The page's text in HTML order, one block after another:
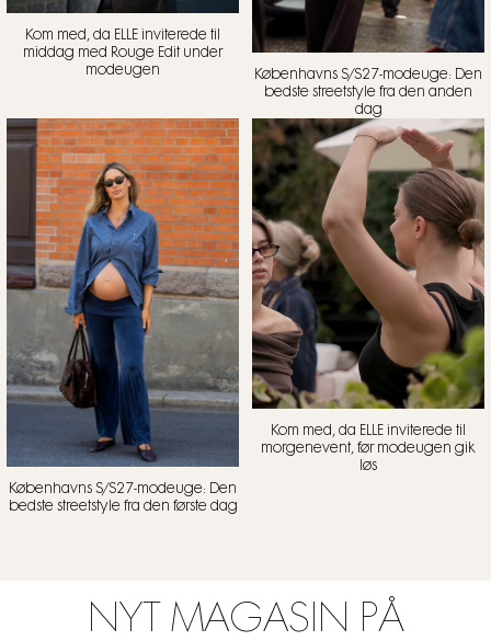
Kom med, da ELLE inviterede til
middag med Rouge Edit under
modeugen
Københavns S/S27-modeuge: Den
bedste streetstyle fra den anden
dag
Københavns S/S27-modeuge: Den
bedste streetstyle fra den første dag
Kom med, da ELLE inviterede til
morgenevent, før modeugen gik
løs
NYT MAGASIN PÅ